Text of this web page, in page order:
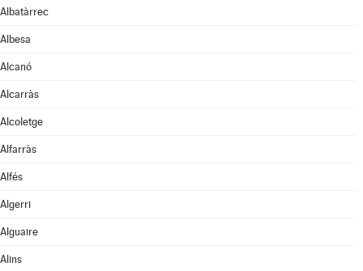
Albatàrrec
Albesa
Alcanó
Alcarràs
Alcoletge
Alfarràs
Alfés
Algerri
Alguaire
Alins